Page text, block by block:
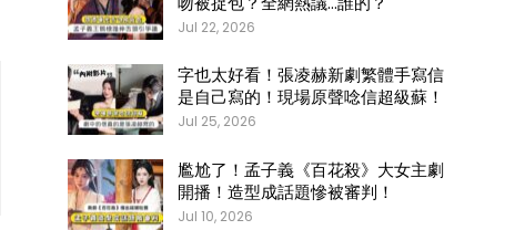
Jul 22, 2026
字也太好看！張凌赫新劇繁體手寫信
是自己寫的！現場原聲唸信超級蘇！
Jul 25, 2026
尷尬了！孟子義《百花殺》大女主劇
開播！造型成話題慘被審判！
Jul 10, 2026